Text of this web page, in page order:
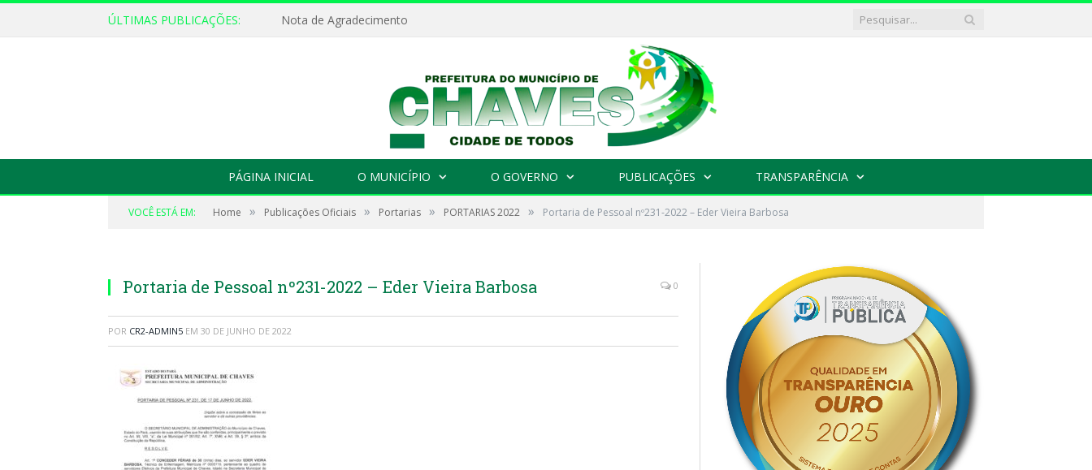
ÚLTIMAS PUBLICAÇÕES: Nota de Agradecimento
PÁGINA INICIAL O MUNICÍPIO O GOVERNO PUBLICAÇÕES TRANSPARÊNCIA
VOCÊ ESTÁ EM: Home » Publicações Oficiais » Portarias » PORTARIAS 2022 » Portaria de Pessoal nº231-2022 – Eder Vieira Barbosa
Portaria de Pessoal nº231-2022 – Eder Vieira Barbosa 0
POR CR2-ADMIN5 EM 30 DE JUNHO DE 2022